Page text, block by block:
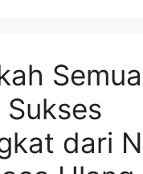
Semua
dari